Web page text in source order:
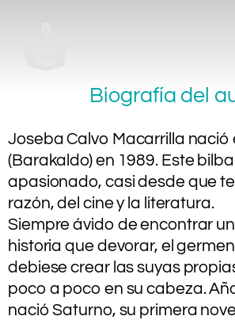
Biografía del
Joseba Calvo Macarrilla nació
(Barakaldo) en 1989. Este
apasionado, casi desde que
razón, del cine y la literatura.
Siempre ávido de encontrar
historia que devorar, el
debiese crear las suyas
poco a poco en su cabeza.
nació Saturno, su primera